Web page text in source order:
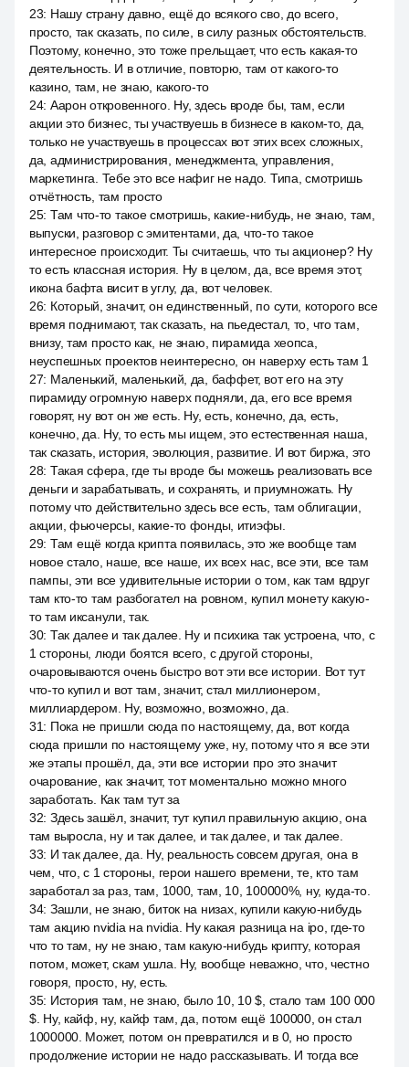
23: Нашу страну давно, ещё до всякого сво, до всего,
просто, так сказать, по силе, в силу разных обстоятельств.
Поэтому, конечно, это тоже прельщает, что есть какая-то
деятельность. И в отличие, повторю, там от какого-то
казино, там, не знаю, какого-то
24: Аарон откровенного. Ну, здесь вроде бы, там, если
акции это бизнес, ты участвуешь в бизнесе в каком-то, да,
только не участвуешь в процессах вот этих всех сложных,
да, администрирования, менеджмента, управления,
маркетинга. Тебе это все нафиг не надо. Типа, смотришь
отчётность, там просто
25: Там что-то такое смотришь, какие-нибудь, не знаю, там,
выпуски, разговор с эмитентами, да, что-то такое
интересное происходит. Ты считаешь, что ты акционер? Ну
то есть классная история. Ну в целом, да, все время этот,
икона бафта висит в углу, да, вот человек.
26: Который, значит, он единственный, по сути, которого все
время поднимают, так сказать, на пьедестал, то, что там,
внизу, там просто как, не знаю, пирамида хеопса,
неуспешных проектов неинтересно, он наверху есть там 1
27: Маленький, маленький, да, баффет, вот его на эту
пирамиду огромную наверх подняли, да, его все время
говорят, ну вот он же есть. Ну, есть, конечно, да, есть,
конечно, да. Ну, то есть мы ищем, это естественная наша,
так сказать, история, эволюция, развитие. И вот биржа, это
28: Такая сфера, где ты вроде бы можешь реализовать все
деньги и зарабатывать, и сохранять, и приумножать. Ну
потому что действительно здесь все есть, там облигации,
акции, фьючерсы, какие-то фонды, итиэфы.
29: Там ещё когда крипта появилась, это же вообще там
новое стало, наше, все наше, их всех нас, все эти, все там
пампы, эти все удивительные истории о том, как там вдруг
там кто-то там разбогател на ровном, купил монету какую-
то там иксанули, так.
30: Так далее и так далее. Ну и психика так устроена, что, с
1 стороны, люди боятся всего, с другой стороны,
очаровываются очень быстро вот эти все истории. Вот тут
что-то купил и вот там, значит, стал миллионером,
миллиардером. Ну, возможно, возможно, да.
31: Пока не пришли сюда по настоящему, да, вот когда
сюда пришли по настоящему уже, ну, потому что я все эти
же этапы прошёл, да, эти все истории про это значит
очарование, как значит, тот моментально можно много
заработать. Как там тут за
32: Здесь зашёл, значит, тут купил правильную акцию, она
там выросла, ну и так далее, и так далее, и так далее.
33: И так далее, да. Ну, реальность совсем другая, она в
чем, что, с 1 стороны, герои нашего времени, те, кто там
заработал за раз, там, 1000, там, 10, 100000%, ну, куда-то.
34: Зашли, не знаю, биток на низах, купили какую-нибудь
там акцию nvidia на nvidia. Ну какая разница на ipo, где-то
что то там, ну не знаю, там какую-нибудь крипту, которая
потом, может, скам ушла. Ну, вообще неважно, что, честно
говоря, просто, ну, есть.
35: История там, не знаю, было 10, 10 $, стало там 100 000
$. Ну, кайф, ну, кайф там, да, потом ещё 100000, он стал
1000000. Может, потом он превратился и в 0, но просто
продолжение истории не надо рассказывать. И тогда все